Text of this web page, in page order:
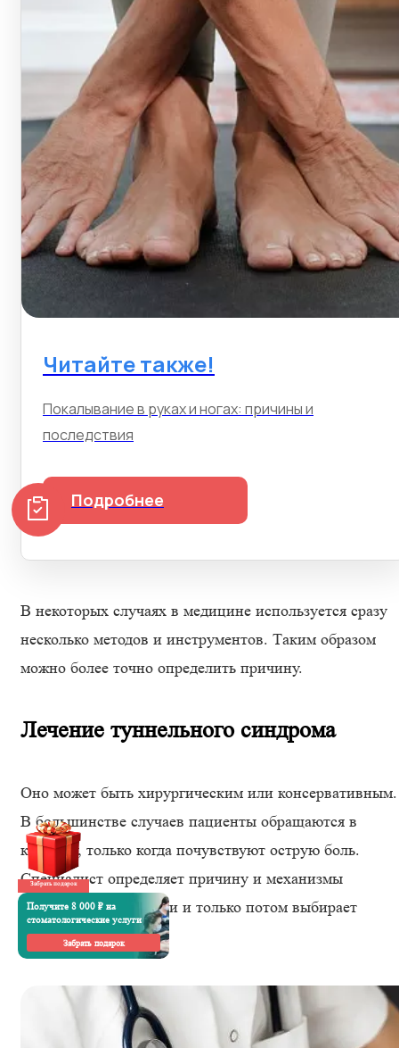
Читайте также!
Покалывание в руках и ногах: причины и
последствия
Подробнее
В некоторых случаях в медицине используется сразу
несколько методов и инструментов. Таким образом
можно более точно определить причину.
Лечение туннельного синдрома
Оно может быть хирургическим или консервативным.
В большинстве случаев пациенты обращаются в
клинику, только когда почувствуют острую боль.
Специалист определяет причину и механизмы
появления компрессии и только потом выбирает
способ лечения.
Забрать подарок
Получите 8 000 ₽ на
стоматологические услуги
Забрать подарок